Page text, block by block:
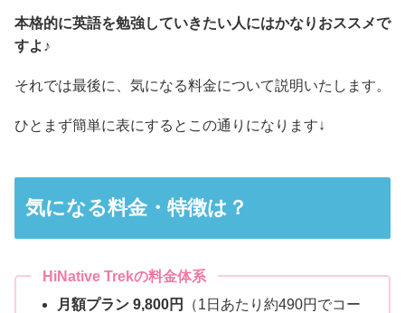
本格的に英語を勉強していきたい人にはかなりおススメで
すよ♪
それでは最後に、気になる料金について説明いたします。
ひとまず簡単に表にするとこの通りになります↓
気になる料金・特徴は？
HiNative Trekの料金体系
月額プラン 9,800円
（1日あたり約490円でコー